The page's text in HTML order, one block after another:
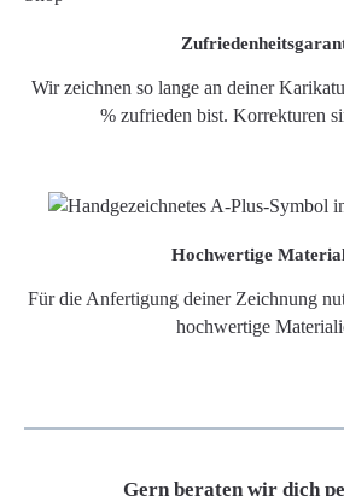
Wir zeichnen so lange an deiner
% zufrieden bist. Korrekturen
Hochwertige
Für die Anfertigung deiner Zeichnung
hochwertige
Gern beraten wir dich